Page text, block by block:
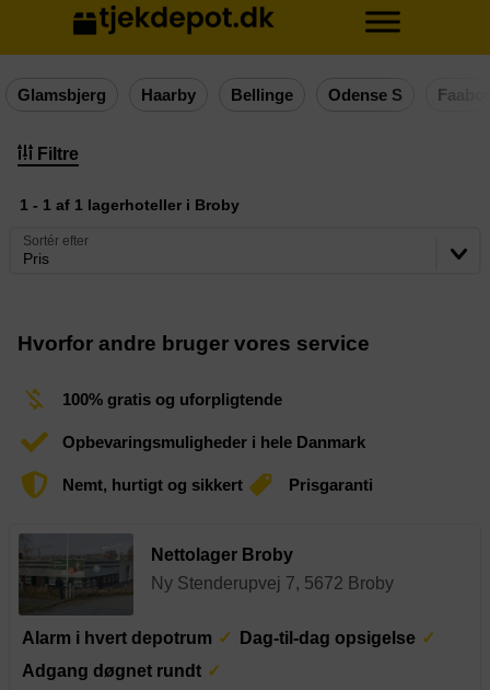
Glamsbjerg Haarby Bellinge Odense S
Filtre
1 - 1 af 1 lagerhoteller i Broby
Pris
Sortér efter
Hvorfor andre bruger vores service
100% gratis og uforpligtende
Opbevaringsmuligheder i hele Danmark
Nemt, hurtigt og sikkert Prisgaranti
Nettolager Broby
Ny Stenderupvej 7, 5672 Broby
Alarm i hvert depotrum
Dag-til-dag opsigelse
Adgang døgnet rundt